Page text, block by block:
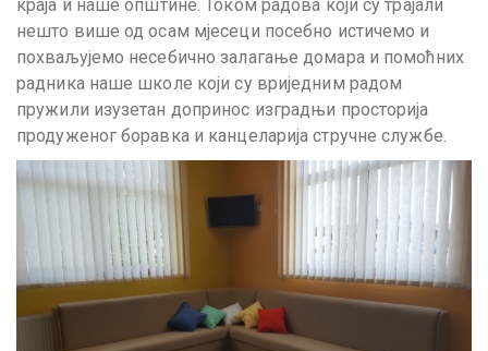
краја и наше општине. Током радова који су трајали
нешто више од осам мјесеци посебно истичемо и
похваљујемо несебично залагање домара и помоћних
радника наше школе који су вриједним радом
пружили изузетан допринос изградњи просторија
продуженог боравка и канцеларија стручне службе.